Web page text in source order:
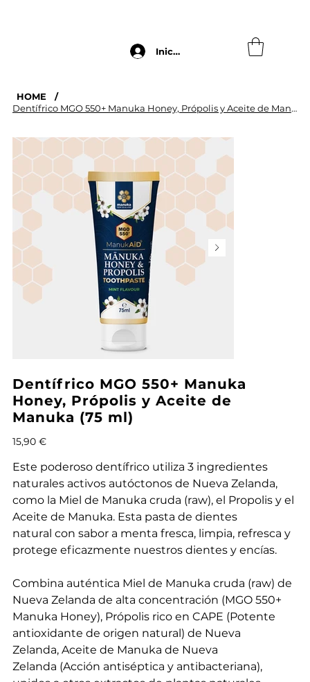
Iniciar Sesión
HOME
/
Dentífrico MGO 550+ Manuka Honey, Própolis y Aceite de Manuka (75 ml)
Dentífrico MGO 550+ Manuka
Honey, Própolis y Aceite de
Manuka (75 ml)
Precio
15,90 €
Este poderoso dentífrico utiliza 3 ingredientes
naturales activos autóctonos de Nueva Zelanda,
como la Miel de Manuka cruda (raw), el Propolis y el
Aceite de Manuka. Esta pasta de dientes
natural con sabor a menta fresca, limpia, refresca y
protege eficazmente nuestros dientes y encías.
Combina auténtica Miel de Manuka cruda (raw) de
Nueva Zelanda de alta concentración (MGO 550+
Manuka Honey), Própolis rico en CAPE (Potente
antioxidante de origen natural) de Nueva
Zelanda, Aceite de Manuka de Nueva
Zelanda (Acción antiséptica y antibacteriana),